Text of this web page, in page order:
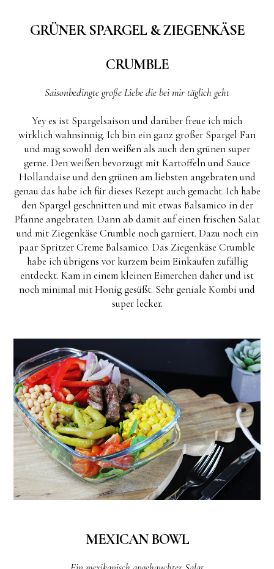
GRÜNER SPARGEL & ZIEGENKÄSE
CRUMBLE
Saisonbedingte große Liebe die bei mir täglich geht
Yey es ist Spargelsaison und darüber freue ich mich
wirklich wahnsinnig. Ich bin ein ganz großer Spargel Fan
und mag sowohl den weißen als auch den grünen super
gerne. Den weißen bevorzugt mit Kartoffeln und Sauce
Hollandaise und den grünen am liebsten angebraten und
genau das habe ich für dieses Rezept auch gemacht. Ich habe
den Spargel geschnitten und mit etwas Balsamico in der
Pfanne angebraten. Dann ab damit auf einen frischen Salat
und mit Ziegenkäse Crumble noch garniert. Dazu noch ein
paar Spritzer Creme Balsamico. Das Ziegenkäse Crumble
habe ich übrigens vor kurzem beim Einkaufen zufällig
entdeckt. Kam in einem kleinen Eimerchen daher und ist
noch minimal mit Honig gesüßt. Sehr geniale Kombi und
super lecker.
MEXICAN BOWL